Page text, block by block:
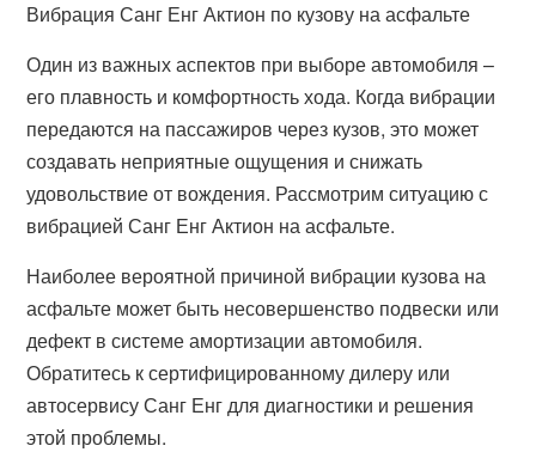
Вибрация Санг Енг Актион по кузову на асфальте
Один из важных аспектов при выборе автомобиля –
его плавность и комфортность хода. Когда вибрации
передаются на пассажиров через кузов, это может
создавать неприятные ощущения и снижать
удовольствие от вождения. Рассмотрим ситуацию с
вибрацией Санг Енг Актион на асфальте.
Наиболее вероятной причиной вибрации кузова на
асфальте может быть несовершенство подвески или
дефект в системе амортизации автомобиля.
Обратитесь к сертифицированному дилеру или
автосервису Санг Енг для диагностики и решения
этой проблемы.